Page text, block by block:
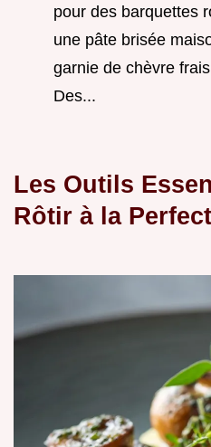
pour des barquettes
une pâte brisée
garnie de chèvre
Des...
Les Outils
Rôtir à la